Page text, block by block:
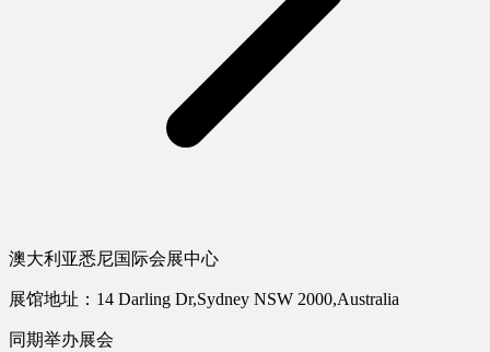
澳大利亚悉尼国际会展中心
展馆地址：14 Darling Dr,Sydney NSW 2000,Australia
同期举办展会